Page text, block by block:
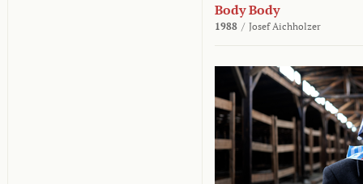
Body Body
1988 / Josef Aichholzer